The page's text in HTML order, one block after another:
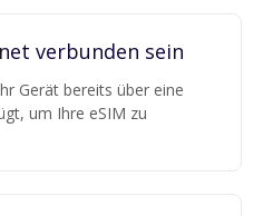
verbunden sein
Gerät bereits über eine
um Ihre eSIM zu